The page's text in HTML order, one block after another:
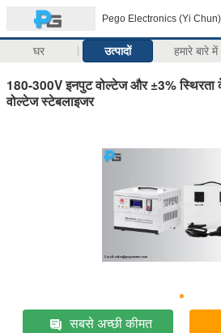
Pego Electronics (Yi
घर उत्पादों हमारे बारे में
180-300V इनपुट वोल्टेज और ±3% स्थिरता
वोल्टेज स्टेबलाइजर
सबसे अच्छी कीमत